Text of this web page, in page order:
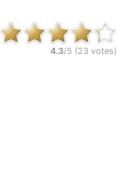
4.3/5 (23 votes)